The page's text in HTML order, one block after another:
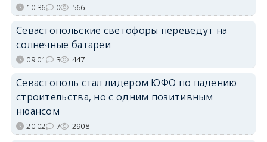
10:36 0 566
Севастопольские светофоры переведут на
солнечные батареи
09:01 3 447
Севастополь стал лидером ЮФО по падению
строительства, но с одним позитивным
нюансом
20:02 7 2908